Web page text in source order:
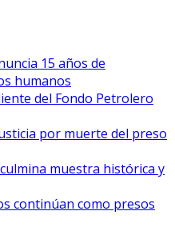
15 años de
humanos
del Fondo Petrolero
por muerte del preso
muestra histórica y
continúan como presos